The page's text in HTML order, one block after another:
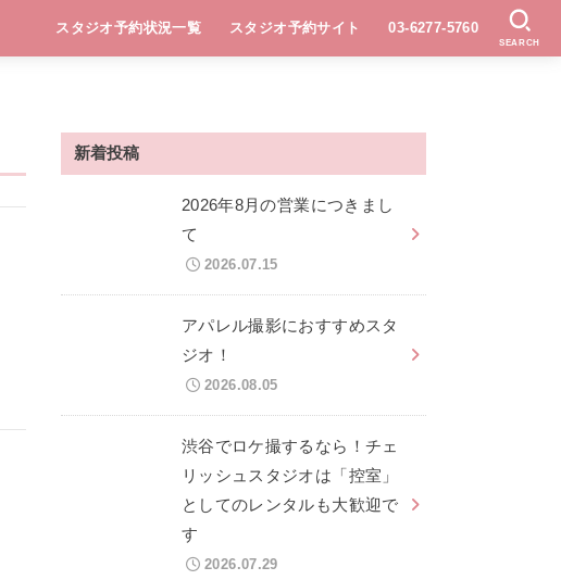
スタジオ予約状況一覧 スタジオ予約サイト 03-6277-5760
SEARCH
新着投稿
2026年8月の営業につきまし
て
2026.07.15
アパレル撮影におすすめスタ
ジオ！
2026.08.05
渋谷でロケ撮するなら！チェ
リッシュスタジオは「控室」
としてのレンタルも大歓迎で
す
2026.07.29